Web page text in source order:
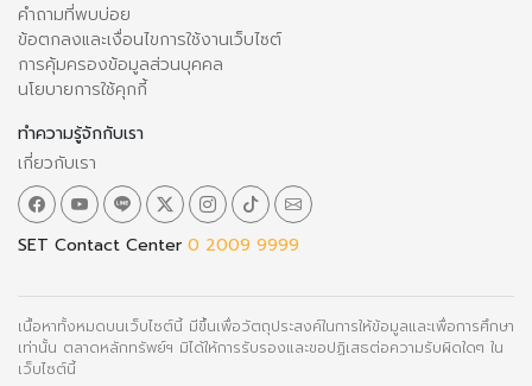
คำถามที่พบบ่อย
ข้อตกลงและเงื่อนไขการใช้งานเว็บไซต์
การคุ้มครองข้อมูลส่วนบุคคล
นโยบายการใช้คุกกี้
ทำความรู้จักกับเรา
เกี่ยวกับเรา
SET Contact Center 0 2009 9999
เนื้อหาทั้งหมดบนเว็บไซต์นี้ มีขึ้นเพื่อวัตถุประสงค์ในการให้ข้อมูลและเพื่อการศึกษา
เท่านั้น ตลาดหลักทรัพย์ฯ มิได้ให้การรับรองและขอปฏิเสธต่อความรับผิดใดๆ ใน
เว็บไซต์นี้